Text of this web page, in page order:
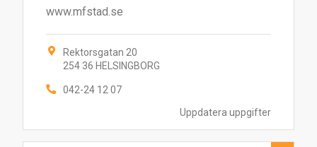
Uppdatera uppgifter
www.mfstad.se
Rektorsgatan 20
254 36 HELSINGBORG
042-24 12 07